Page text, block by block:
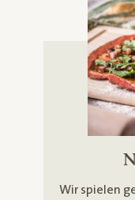
Wir spielen